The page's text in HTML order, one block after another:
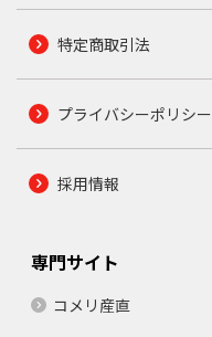
特定商取引法
プライバシーポリシー
採用情報
専門サイト
コメリ産直